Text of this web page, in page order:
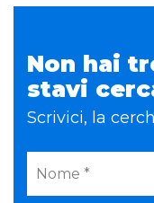
Non hai
stavi
Scrivici, la